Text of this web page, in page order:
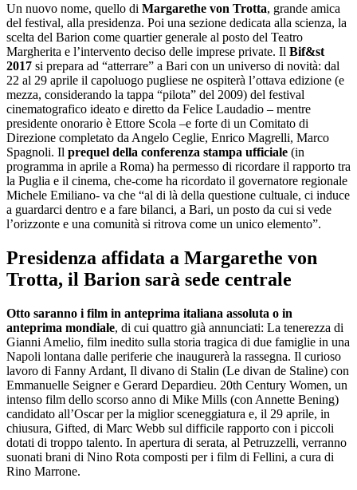
Un nuovo nome, quello di Margarethe von Trotta, grande amica
del festival, alla presidenza. Poi una sezione dedicata alla scienza, la
scelta del Barion come quartier generale al posto del Teatro
Margherita e l’intervento deciso delle imprese private. Il Bif&st
2017 si prepara ad “atterrare” a Bari con un universo di novità: dal
22 al 29 aprile il capoluogo pugliese ne ospiterà l’ottava edizione (e
mezza, considerando la tappa “pilota” del 2009) del festival
cinematografico ideato e diretto da Felice Laudadio – mentre
presidente onorario è Ettore Scola –e forte di un Comitato di
Direzione completato da Angelo Ceglie, Enrico Magrelli, Marco
Spagnoli. Il prequel della conferenza stampa ufficiale (in
programma in aprile a Roma) ha permesso di ricordare il rapporto tra
la Puglia e il cinema, che-come ha ricordato il governatore regionale
Michele Emiliano- va che “al di là della questione cultuale, ci induce
a guardarci dentro e a fare bilanci, a Bari, un posto da cui si vede
l’orizzonte e una comunità si ritrova come un unico elemento”.
Presidenza affidata a Margarethe von
Trotta, il Barion sarà sede centrale
Otto saranno i film in anteprima italiana assoluta o in
anteprima mondiale, di cui quattro già annunciati: La tenerezza di
Gianni Amelio, film inedito sulla storia tragica di due famiglie in una
Napoli lontana dalle periferie che inaugurerà la rassegna. Il curioso
lavoro di Fanny Ardant, Il divano di Stalin (Le divan de Staline) con
Emmanuelle Seigner e Gerard Depardieu. 20th Century Women, un
intenso film dello scorso anno di Mike Mills (con Annette Bening)
candidato all’Oscar per la miglior sceneggiatura e, il 29 aprile, in
chiusura, Gifted, di Marc Webb sul difficile rapporto con i piccoli
dotati di troppo talento. In apertura di serata, al Petruzzelli, verranno
suonati brani di Nino Rota composti per i film di Fellini, a cura di
Rino Marrone.